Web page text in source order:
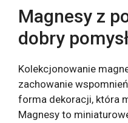
Magnesy z
dobry
Kolekcjonowanie
zachowanie
forma dekoracji, która
Magnesy to